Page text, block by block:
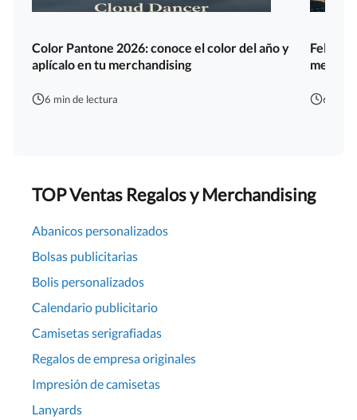
Color Pantone 2026: conoce el color del año y
aplícalo en tu merchandising
6 min de lectura
Felicita
6 min
TOP Ventas Regalos y Merchandising
Abanicos personalizados
Bolsas publicitarias
Bolis personalizados
Calendario publicitario
Camisetas serigrafiadas
Regalos de empresa originales
Impresión de camisetas
Lanyards